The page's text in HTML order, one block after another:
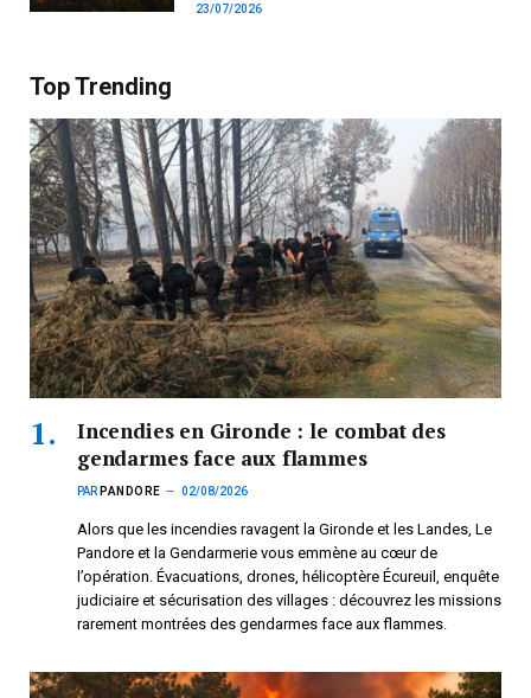
23/07/2026
Top Trending
Incendies en Gironde : le combat des
gendarmes face aux flammes
PAR PANDORE 02/08/2026
Alors que les incendies ravagent la Gironde et les Landes, Le
Pandore et la Gendarmerie vous emmène au cœur de
l’opération. Évacuations, drones, hélicoptère Écureuil, enquête
judiciaire et sécurisation des villages : découvrez les missions
rarement montrées des gendarmes face aux flammes.